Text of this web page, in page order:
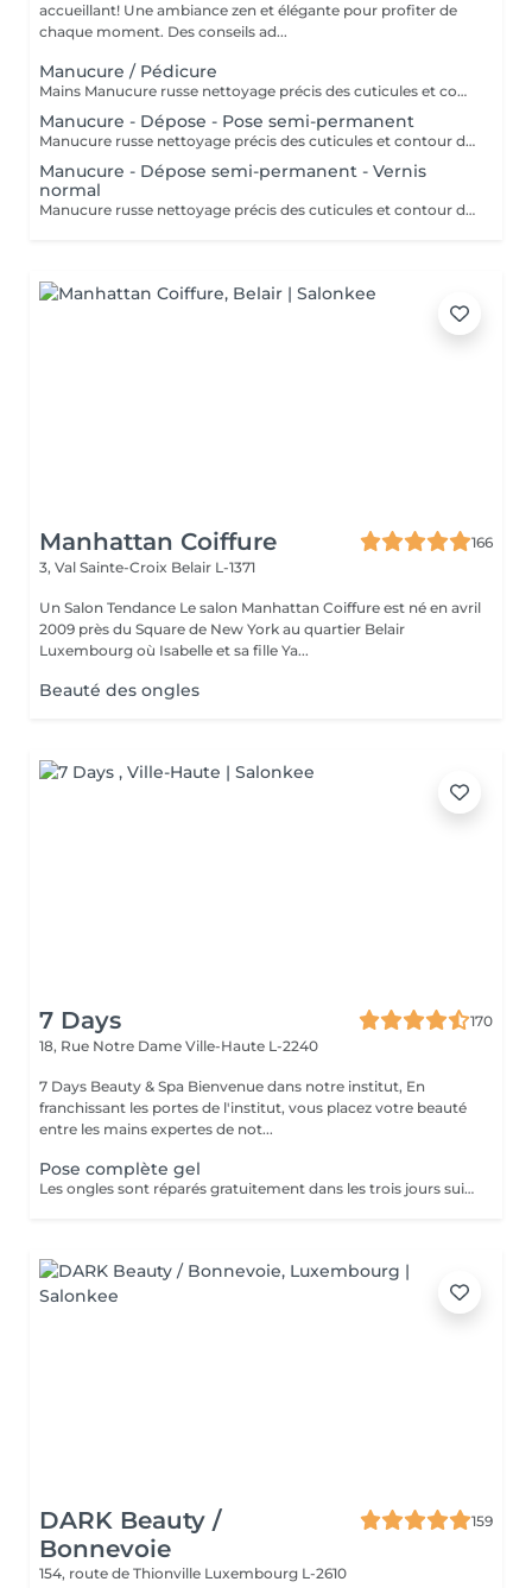
accueillant! Une ambiance zen et élégante pour profiter de
chaque moment. Des conseils ad...
Manucure / Pédicure
Mains Manucure russe nettoyage précis des cuticules et contour des ongles. Application d'un vernis semi-permanent qui dure 3 à 4 semaines. Résultat naturel, brillant et résistant aux chocs. Pieds Retrait des cuticules, limage et polissage des ongles. Application de la base semi-permanent : protège l'ongle naturel et favorise l'adhérence. Application de la couleur semi-permanent : couche uniforme pour une finition parfaite.
Manucure - Dépose - Pose semi-permanent
Manucure russe nettoyage précis des cuticules et contour des ongles. Retrait 85% de l'ancien semi-permanent sans touche a votre ongles naturel. Application d'un semi-permanent sur l'ongle. Idéal pour repartir sur une base propre sans accumulation de produit.
Manucure - Dépose semi-permanent - Vernis
normal
Manucure russe nettoyage précis des cuticules et contour des ongles. Retrait 85% de l'ancien semi-permanent sans touche a votre ongles naturel. Vernis classique appliqué sur l'ongle naturel. Rendu brillant, élégant
Manhattan Coiffure
166
3, Val Sainte-Croix Belair L-1371
Un Salon Tendance Le salon Manhattan Coiffure est né en avril
2009 près du Square de New York au quartier Belair
Luxembourg où Isabelle et sa fille Ya...
Beauté des ongles
7 Days
170
18, Rue Notre Dame Ville-Haute L-2240
7 Days Beauty & Spa Bienvenue dans notre institut, En
franchissant les portes de l'institut, vous placez votre beauté
entre les mains expertes de not...
Pose complète gel
Les ongles sont réparés gratuitement dans les trois jours suivant le service ! A partir du quatrième jour la prestation est payante.
DARK Beauty /
Bonnevoie
159
154, route de Thionville Luxembourg L-2610